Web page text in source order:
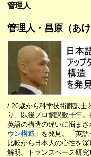
管理人
管理人・昌原（あ
/ 20歳から科学技術翻訳士
り、以後プロ翻訳数十年
英語の構造の違いに悩まさ
ウン構造」 を発見。「英
比較から日本人の心性を
解明。トランスペース研究